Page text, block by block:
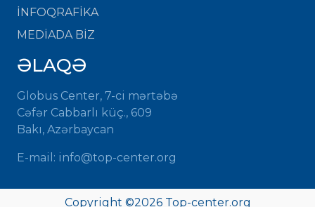
İNFOQRAFİKA
MEDİADA BİZ
ƏLAQƏ
Globus Center, 7-ci mərtəbə
Cəfər Cabbarlı küç., 609
Bakı, Azərbaycan
E-mail: info@top-center.org
Copyright ©2026 Top-center.org